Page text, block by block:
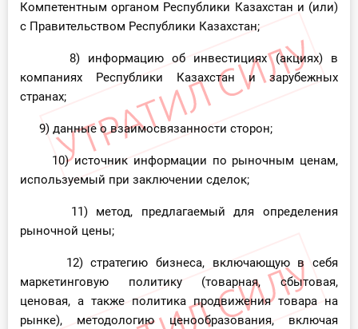
Компетентным органом Республики Казахстан и (или)
с Правительством Республики Казахстан;
8) информацию об инвестициях (акциях) в
компаниях Республики Казахстан и зарубежных
странах;
9) данные о взаимосвязанности сторон;
10) источник информации по рыночным ценам,
используемый при заключении сделок;
11) метод, предлагаемый для определения
рыночной цены;
12) стратегию бизнеса, включающую в себя
маркетинговую политику (товарная, сбытовая,
ценовая, а также политика продвижения товара на
рынке), методологию ценообразования, включая